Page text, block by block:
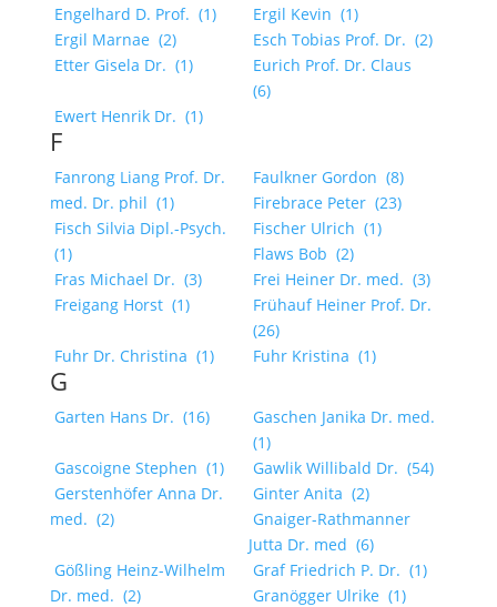
Engelhard D. Prof. (1) Ergil Kevin (1)
Ergil Marnae (2) Esch Tobias Prof. Dr. (2)
Etter Gisela Dr. (1)
Eurich Prof. Dr. Claus
(6)
Ewert Henrik Dr. (1)
F
Fanrong Liang Prof. Dr.
med. Dr. phil (1)
Faulkner Gordon (8)
Firebrace Peter (23)
Fisch Silvia Dipl.-Psych.
(1)
Fischer Ulrich (1)
Flaws Bob (2)
Fras Michael Dr. (3) Frei Heiner Dr. med. (3)
Freigang Horst (1)
Frühauf Heiner Prof. Dr.
(26)
Fuhr Dr. Christina (1) Fuhr Kristina (1)
G
Garten Hans Dr. (16)
Gaschen Janika Dr. med.
(1)
Gascoigne Stephen (1) Gawlik Willibald Dr. (54)
Gerstenhöfer Anna Dr.
med. (2)
Ginter Anita (2)
Gnaiger-Rathmanner
Jutta Dr. med (6)
Gößling Heinz-Wilhelm
Dr. med. (2)
Graf Friedrich P. Dr. (1)
Granögger Ulrike (1)